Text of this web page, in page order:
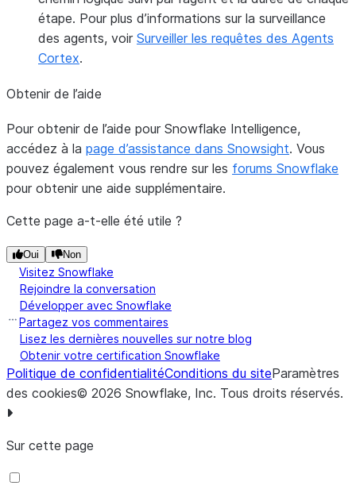
étape. Pour plus d’informations sur la surveillance
des agents, voir Surveiller les requêtes des Agents
Cortex.
Obtenir de l’aide
Pour obtenir de l’aide pour Snowflake Intelligence,
accédez à la page d’assistance dans Snowsight. Vous
pouvez également vous rendre sur les forums Snowflake
pour obtenir une aide supplémentaire.
Cette page a-t-elle été utile ?
Oui Non
Visitez Snowflake
Rejoindre la conversation
Développer avec Snowflake
Partagez vos commentaires
Lisez les dernières nouvelles sur notre blog
Obtenir votre certification Snowflake
Politique de confidentialitéConditions du siteParamètres
des cookies© 2026 Snowflake, Inc. Tous droits réservés.
Sur cette page